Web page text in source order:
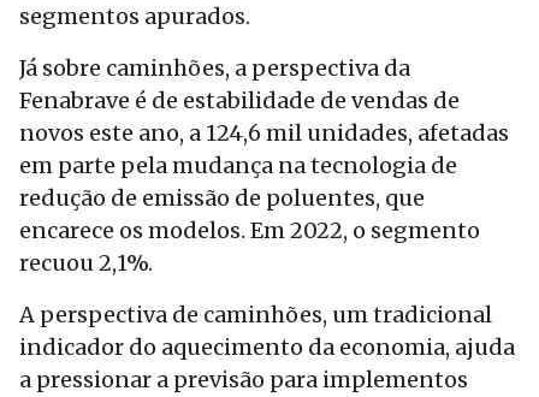
segmentos apurados.
Já sobre caminhões, a perspectiva da
Fenabrave é de estabilidade de vendas de
novos este ano, a 124,6 mil unidades, afetadas
em parte pela mudança na tecnologia de
redução de emissão de poluentes, que
encarece os modelos. Em 2022, o segmento
recuou 2,1%.
A perspectiva de caminhões, um tradicional
indicador do aquecimento da economia, ajuda
a pressionar a previsão para implementos